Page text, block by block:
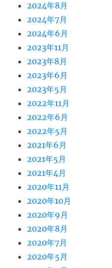
2024年8月
2024年7月
2024年6月
2023年11月
2023年8月
2023年6月
2023年5月
2022年11月
2022年6月
2022年5月
2021年6月
2021年5月
2021年4月
2020年11月
2020年10月
2020年9月
2020年8月
2020年7月
2020年5月